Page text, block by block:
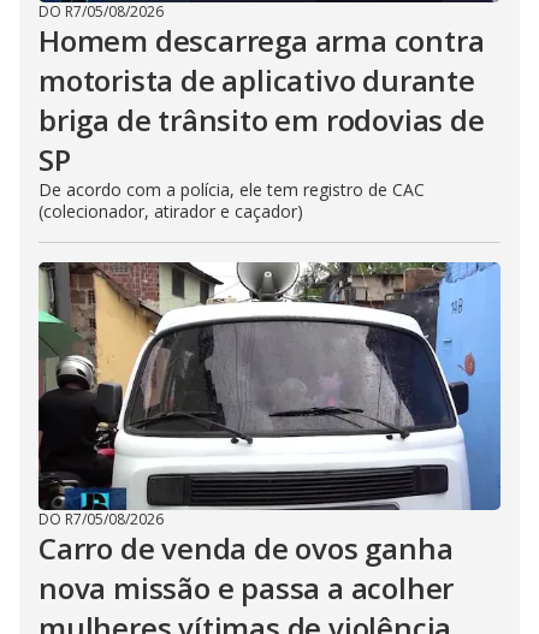
DO R7/05/08/2026
Homem descarrega arma contra
motorista de aplicativo durante
briga de trânsito em rodovias de
SP
De acordo com a polícia, ele tem registro de CAC
(colecionador, atirador e caçador)
DO R7/05/08/2026
Carro de venda de ovos ganha
nova missão e passa a acolher